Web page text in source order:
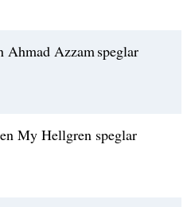
Ahmad Azzam speglar
My Hellgren speglar